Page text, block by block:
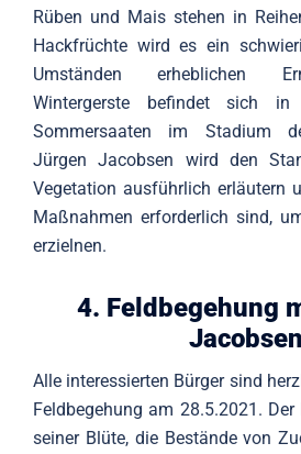
Rüben und Mais stehen in
Hackfrüchte wird es ein
Umständen erheblichen
Wintergerste befindet sich
Sommersaaten im Stadium
Jürgen Jacobsen wird den
Vegetation ausführlich erläutern
Maßnahmen erforderlich sind,
erzielnen.
4. Feldbegehung
Jacobsen
Alle interessierten Bürger sind
Feldbegehung am 28.5.2021.
seiner Blüte, die Bestände von